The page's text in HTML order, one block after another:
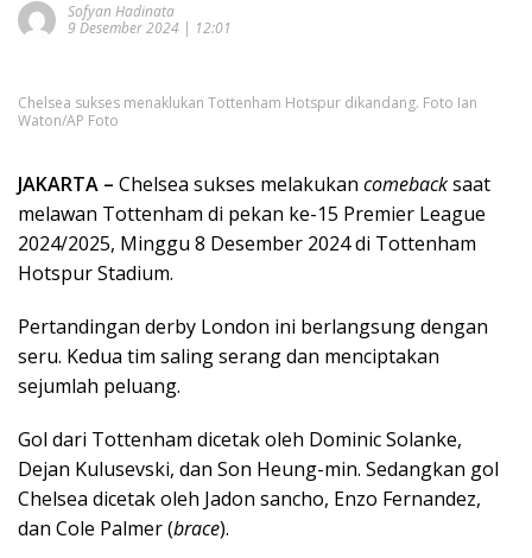
Sofyan Hadinata
9 Desember 2024 | 12:01
Chelsea sukses menaklukan Tottenham Hotspur dikandang. Foto Ian
Waton/AP Foto
JAKARTA – Chelsea sukses melakukan comebacksaat
melawan Tottenham di pekan ke-15 Premier League
2024/2025, Minggu 8 Desember 2024 di Tottenham
Hotspur Stadium.
Pertandingan derby London ini berlangsung dengan
seru. Kedua tim saling serang dan menciptakan
sejumlah peluang.
Gol dari Tottenham dicetak oleh Dominic Solanke,
Dejan Kulusevski, dan Son Heung-min. Sedangkan gol
Chelsea dicetak oleh Jadon sancho, Enzo Fernandez,
dan Cole Palmer (brace).